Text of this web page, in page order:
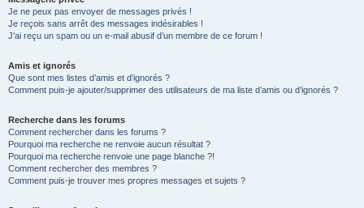
Je ne peux pas envoyer de messages privés !
Je reçois sans arrêt des messages indésirables !
J’ai reçu un spam ou un e-mail abusif d’un membre de ce forum !
Amis et ignorés
Que sont mes listes d’amis et d’ignorés ?
Comment puis-je ajouter/supprimer des utilisateurs de ma liste d’amis ou d’ignorés ?
Recherche dans les forums
Comment rechercher dans les forums ?
Pourquoi ma recherche ne renvoie aucun résultat ?
Pourquoi ma recherche renvoie une page blanche ?!
Comment rechercher des membres ?
Comment puis-je trouver mes propres messages et sujets ?